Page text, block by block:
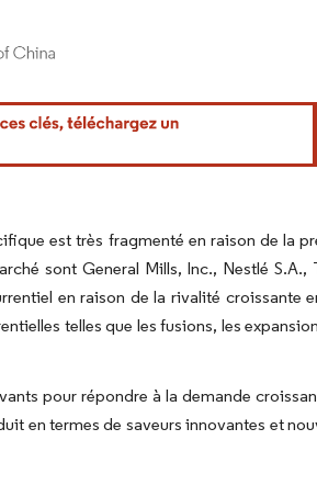
CC BY 4.0.
est très fragmenté en raison de la
sont General Mills, Inc., Nestlé
en raison de la rivalité croissante
telles que les fusions, les
pour répondre à la demande
en termes de saveurs innovantes et